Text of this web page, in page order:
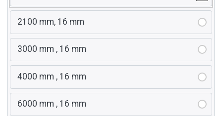
2100 mm, 16 mm
3000 mm , 16 mm
4000 mm , 16 mm
6000 mm , 16 mm